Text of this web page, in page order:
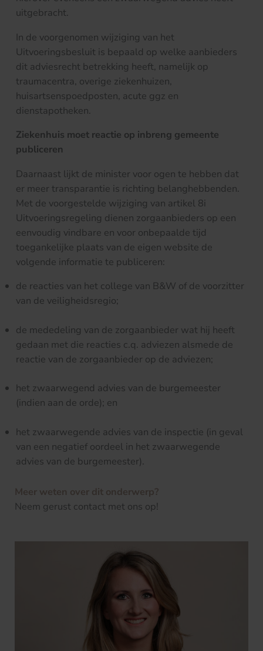
uitgebracht.
In de voorgenomen wijziging van het
Uitvoeringsbesluit is bepaald op welke aanbieders
dit adviesrecht betrekking heeft, namelijk op
traumacentra, overige ziekenhuizen,
huisartsenspoedposten, acute ggz en
dienstapotheken.
Ziekenhuis moet reactie op inbreng gemeente
publiceren
Daarnaast lijkt de minister voor ogen te hebben dat
er meer transparantie is richting belanghebbenden.
Met de voorgestelde wijziging van artikel 8i
Uitvoeringsregeling dienen zorgaanbieders op een
eenvoudig vindbare en voor onbepaalde tijd
toegankelijke plaats van de eigen website de
volgende informatie te publiceren:
de reacties van het college van B&W of de voorzitter
van de veiligheidsregio;
de mededeling van de zorgaanbieder wat hij heeft
gedaan met die reacties c.q. adviezen alsmede de
reactie van de zorgaanbieder op de adviezen;
het zwaarwegend advies van de burgemeester
(indien aan de orde); en
het zwaarwegende advies van de inspectie (in geval
van een negatief oordeel in het zwaarwegende
advies van de burgemeester).
Meer weten over dit onderwerp?
Neem gerust contact met ons op!